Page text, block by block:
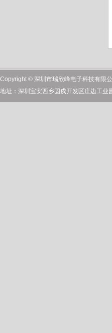
激光生发仪 长距离测距
Copyright © 深圳市瑞欣峰电子科技有限
地址：深圳宝安西乡固戍开发区庄边工